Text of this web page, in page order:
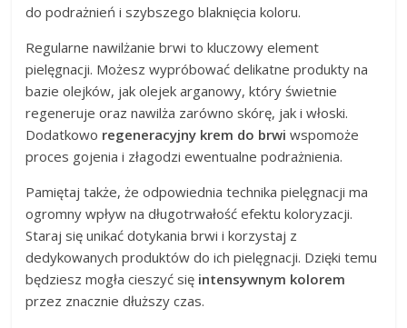
do podrażnień i szybszego blaknięcia koloru.
Regularne nawilżanie brwi to kluczowy element
pielęgnacji. Możesz wypróbować delikatne produkty na
bazie olejków, jak olejek arganowy, który świetnie
regeneruje oraz nawilża zarówno skórę, jak i włoski.
Dodatkowo regeneracyjny krem do brwi wspomoże
proces gojenia i złagodzi ewentualne podrażnienia.
Pamiętaj także, że odpowiednia technika pielęgnacji ma
ogromny wpływ na długotrwałość efektu koloryzacji.
Staraj się unikać dotykania brwi i korzystaj z
dedykowanych produktów do ich pielęgnacji. Dzięki temu
będziesz mogła cieszyć się intensywnym kolorem
przez znacznie dłuższy czas.